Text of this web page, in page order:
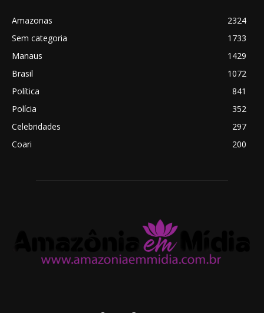
Amazonas
2324
Sem categoria
1733
Manaus
1429
Brasil
1072
Política
841
Polícia
352
Celebridades
297
Coari
200